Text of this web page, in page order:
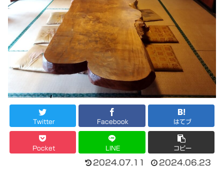
Twitter Facebook はてブ
Pocket LINE コピー
2024.07.11 2024.06.23